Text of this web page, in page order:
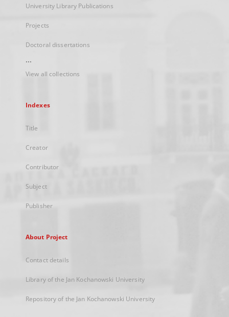
University Library Publications
Projects
Doctoral dissertations
...
View all collections
Indexes
Title
Creator
Contributor
Subject
Publisher
About Project
Contact details
Library of the Jan Kochanowski University
Repository of the Jan Kochanowski University